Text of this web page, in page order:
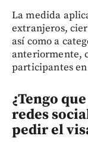
La medida
extranjeros,
así como a
anteriormente,
participantes
¿Tengo
redes
pedir el